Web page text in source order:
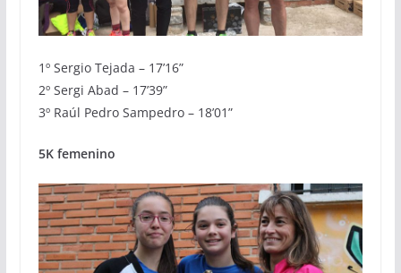
1º Sergio Tejada – 17’16”
2º Sergi Abad – 17’39”
3º Raúl Pedro Sampedro – 18’01”
5K femenino